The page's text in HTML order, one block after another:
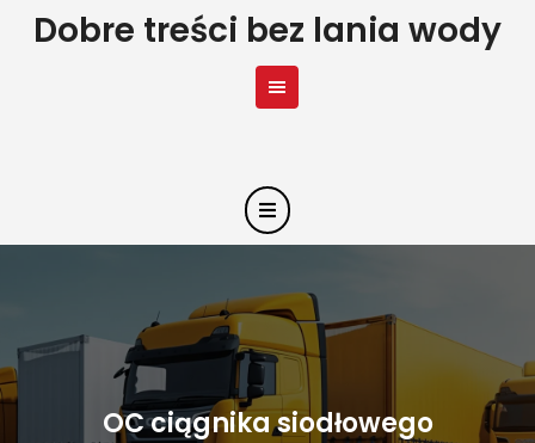
SkipDobre treści bez lania wody
OC ciągnika siodłowego